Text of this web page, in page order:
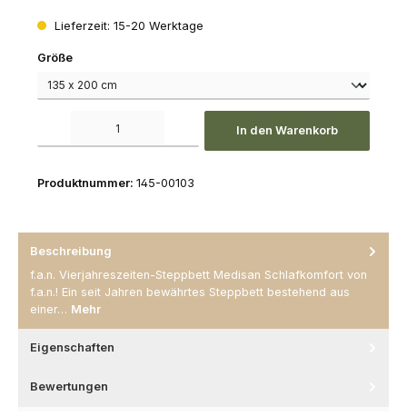
Lieferzeit: 15-20 Werktage
Größeauswählen
In den Warenkorb
Produktnummer: 145-00103
Beschreibung
f.a.n. Vierjahreszeiten-Steppbett Medisan Schlafkomfort von
f.a.n.! Ein seit Jahren bewährtes Steppbett bestehend aus
einer… Mehr
Eigenschaften
Bewertungen